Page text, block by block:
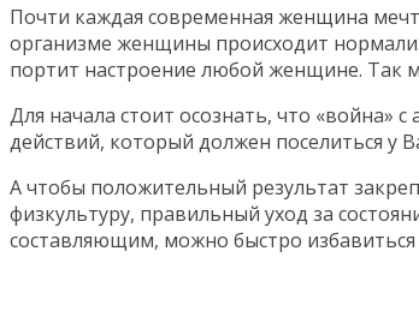
Почти каждая современная женщина
организме женщины происходит
портит настроение любой женщине. Так
Для начала стоит осознать, что «война»
действий, который должен поселиться у
А чтобы положительный результат
физкультуру, правильный уход за
составляющим, можно быстро